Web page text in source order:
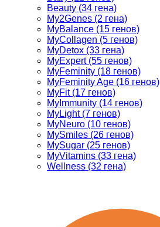
Beauty (34 гена)
My2Genes (2 гена)
MyBalance (15 генов)
MyCollagen (5 генов)
MyDetox (33 гена)
MyExpert (55 генов)
MyFeminity (18 генов)
MyFeminity Age (16 генов)
MyFit (17 генов)
MyImmunity (14 генов)
MyLight (7 генов)
MyNeuro (10 генов)
MySmiles (26 генов)
MySugar (25 генов)
MyVitamins (33 гена)
Wellness (32 гена)